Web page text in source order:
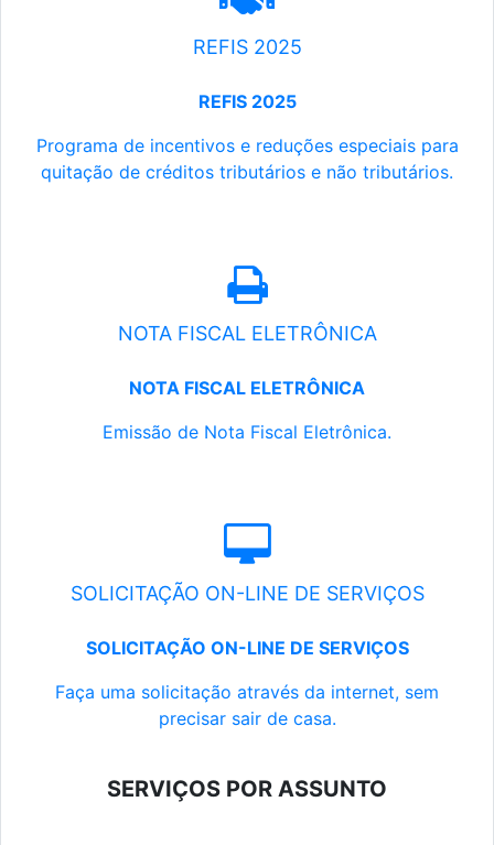
REFIS 2025
REFIS 2025
Programa de incentivos e reduções especiais para
quitação de créditos tributários e não tributários.
NOTA FISCAL ELETRÔNICA
NOTA FISCAL ELETRÔNICA
Emissão de Nota Fiscal Eletrônica.
SOLICITAÇÃO ON-LINE DE SERVIÇOS
SOLICITAÇÃO ON-LINE DE SERVIÇOS
Faça uma solicitação através da internet, sem
precisar sair de casa.
SERVIÇOS POR ASSUNTO